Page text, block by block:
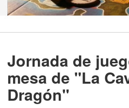
Jornada de
mesa de "La
Dragón"